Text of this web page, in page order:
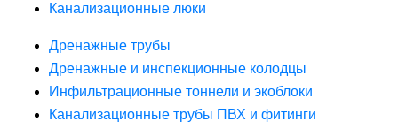
Канализационные люки
Дренажные трубы
Дренажные и инспекционные колодцы
Инфильтрационные тоннели и экоблоки
Канализационные трубы ПВХ и фитинги